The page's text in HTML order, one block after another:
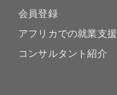
会員登録
アフリカでの就業支援
コンサルタント紹介